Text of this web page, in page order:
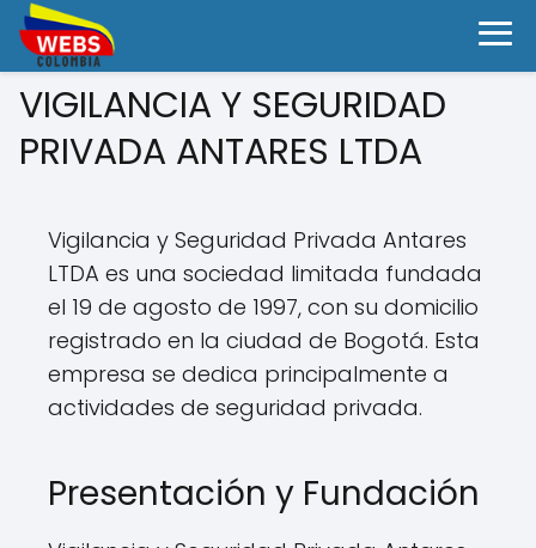
VIGILANCIA Y SEGURIDAD
PRIVADA ANTARES LTDA
Vigilancia y Seguridad Privada Antares
LTDA es una sociedad limitada fundada
el 19 de agosto de 1997, con su domicilio
registrado en la ciudad de Bogotá. Esta
empresa se dedica principalmente a
actividades de seguridad privada.
Presentación y Fundación